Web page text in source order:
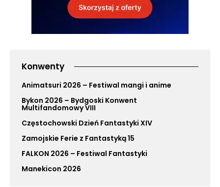
Konwenty
Animatsuri 2026 – Festiwal mangi i anime
Bykon 2026 – Bydgoski Konwent
Multifandomowy VIII
Częstochowski Dzień Fantastyki XIV
Zamojskie Ferie z Fantastyką 15
FALKON 2026 – Festiwal Fantastyki
Manekicon 2026